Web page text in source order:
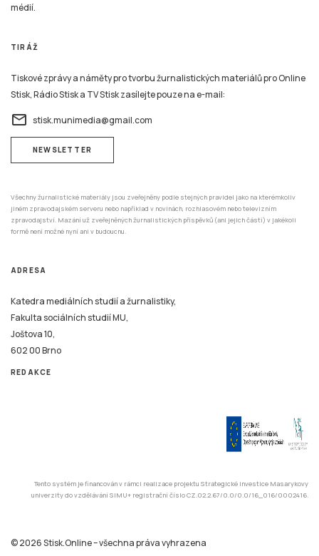
médií.
TIRÁŽ
Tiskové zprávy a náměty pro tvorbu žurnalistických materiálů pro Online
Stisk, Rádio Stisk a TV Stisk zasílejte pouze na e-mail:
email stisk.munimedia@gmail.com
NEWSLETTER
Všechny žurnalistické materiály jsou zveřejněny podle stejných pravidel jako na kterémkoliv
jiném zpravodajském serveru nebo například v novinách, rozhlasovém nebo televizním
zpravodajství. Mazání už zveřejněných žurnalistických příspěvků (ani jejich částí) v jakékoli
formě není možné nyní ani v budoucnu.
ADRESA
Katedra mediálních studií a žurnalistiky,
Fakulta sociálních studií MU,
Joštova 10,
602 00 Brno
REDAKCE
Tento systém je financován v rámci realizace projektu Strategické investice Masarykovy
univerzity do vzdělávání SIMU+ registrační číslo CZ.02.2.67/0.0/0.0/16_016/0002416.
© 2026 Stisk.Online – všechna práva vyhrazena